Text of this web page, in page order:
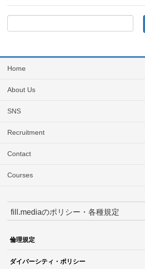
Home
About Us
SNS
Recruitment
Contact
Courses
fill.mediaのポリシー・各種規定
倫理規定
ダイバーシティ・ポリシー